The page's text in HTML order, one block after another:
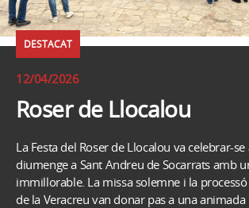
DESTACAT
12/04/2026
Roser de Llocalou
La Festa del Roser de Llocalou va celebrar-
diumenge a Sant Andreu de Socarrats amb
immillorable. La missa solemne i la
de la Veracreu van donar pas a una